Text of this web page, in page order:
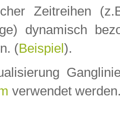
Zeitreihen
dynamisch
(Beispiel ).
verwendet